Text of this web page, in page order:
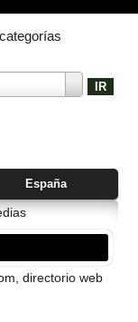
España
directorio web